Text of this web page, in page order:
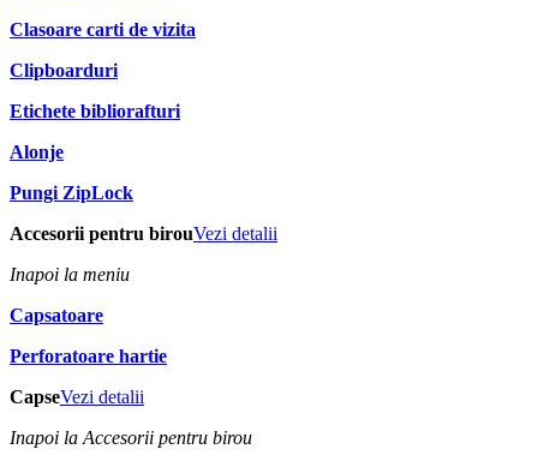
Clasoare carti de vizita
Clipboarduri
Etichete bibliorafturi
Alonje
Pungi ZipLock
Accesorii pentru birouVezi detalii
Inapoi la meniu
Capsatoare
Perforatoare hartie
CapseVezi detalii
Inapoi la Accesorii pentru birou